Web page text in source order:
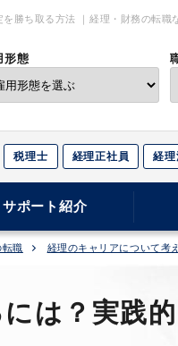
勝ち取る方法 ｜経理・財務の転職
形態
税理士 経理正社員 経
サポート紹介
転職 経理のキャリアについて考
は？実践